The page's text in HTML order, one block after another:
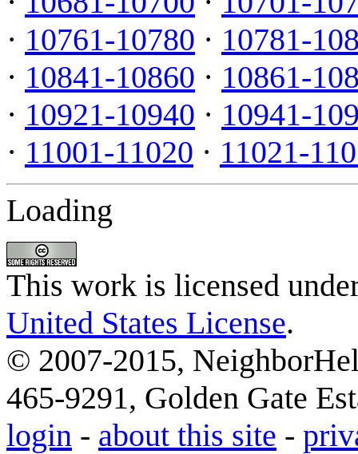
· 10761-10780 · 10781-
· 10841-10860 · 10861-
· 10921-10940 · 10941-
· 11001-11020 · 11021-
Loading
This work is licensed
United States License.
© 2007-2015,
465-9291, Golden Gate
login - about this site -